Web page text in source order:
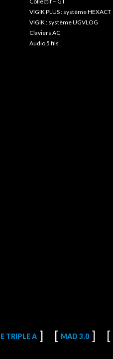
VIGIK PLUS : système HEXACT
VIGIK : système UGVLOG
Claviers AC
Audio 5 fils
TRIPLE A MAD 3.0